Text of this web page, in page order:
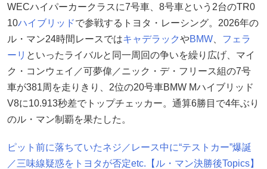
WECハイパーカークラスに7号車、8号車という2台のTR0
10ハイブリッドで参戦するトヨタ・レーシング。2026年の
ル・マン24時間レースではキャデラックやBMW
フェラ
ーリ といったライバルと同一周回の争いを繰り広げ、マイ
ク・コンウェイ／可夢偉／ニック・デ・フリース組の7号
車が381周を走りきり、2位の20号車BMW Mハイブリッド
V8に10.913秒差でトップチェッカー。通算6勝目で4年ぶり
のル・マン制覇を果たした。
ピット前に落ちていたネジ／レース中に“テストカー”爆誕
／三味線疑惑をトヨタが否定etc.【ル・マン決勝後Topics】